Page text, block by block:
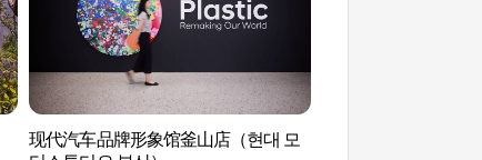
现代汽车品牌形象馆釜山店（현대 모